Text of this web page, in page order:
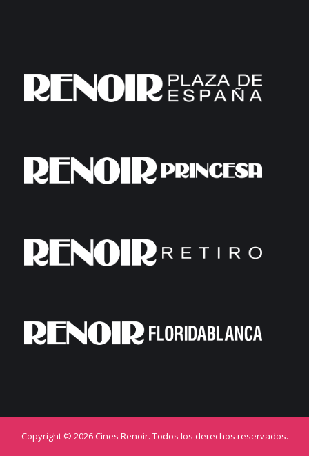
Copyright © 2026 Cines Renoir. Todos los derechos reservados.